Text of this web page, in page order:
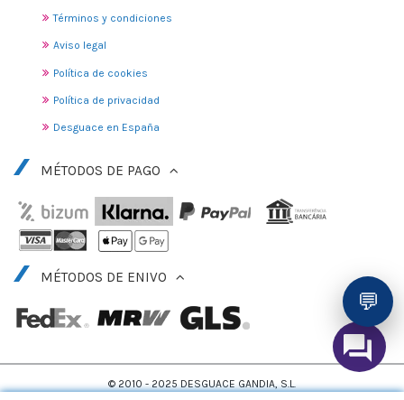
Términos y condiciones
Aviso legal
Política de cookies
Política de privacidad
Desguace en España
MÉTODOS DE PAGO
MÉTODOS DE ENIVO
💬
© 2010 - 2025 DESGUACE GANDIA, S.L.